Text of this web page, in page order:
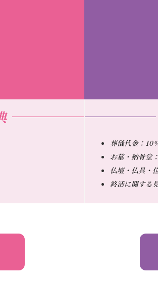
葬儀代金：10
お墓・納骨堂
仏壇・仏具・
終活に関する